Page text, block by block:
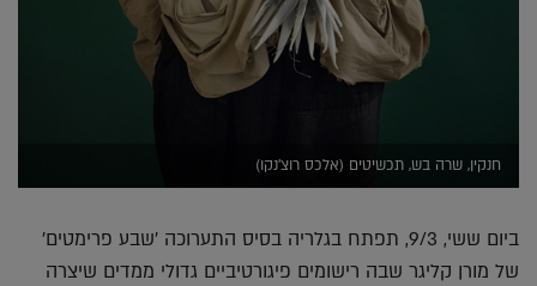
חנקין, שרה בש, תכשיטים (אלכס רוצ'נקו)
ביום ששי, 9/3, תפתח בגלריה בסיס התערוכה 'שבע פרימטים'
של מורן קליגר שבה רישומים פיגורטיביים גדולי ממדים שיצרה